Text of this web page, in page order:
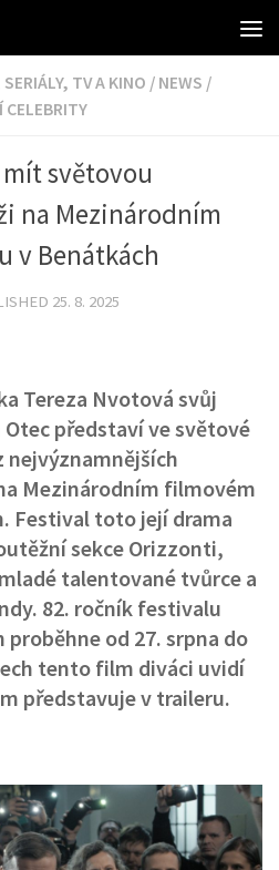
SERIÁLY, TV A KINO / NEWS /
CELEBRITY
světovou
na Mezinárodním
v Benátkách
25. 8. 2025
Tereza Nvotová svůj
představí ve světové
nejvýznamnějších
Mezinárodním filmovém
Festival toto její drama
sekce Orizzonti,
talentované tvůrce a
82. ročník festivalu
od 27. srpna do
tento film diváci uvidí
představuje v traileru.